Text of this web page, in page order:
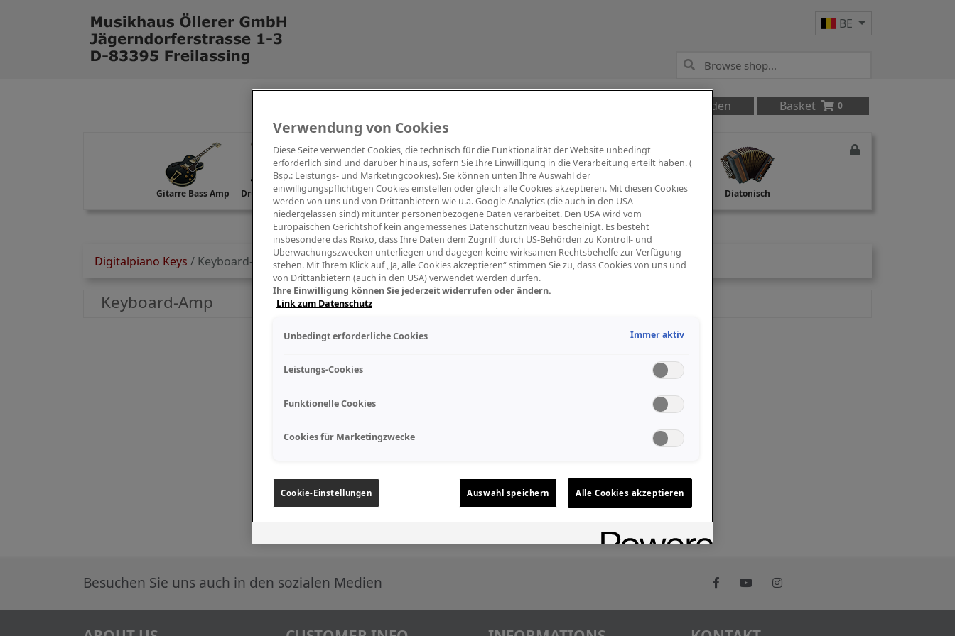
BE
Anmelden Basket 0
Gitarre Bass Amp Drums Percussion Digitalpiano Keys Blasinstrumente Orchester PA Mikrofon Studio Recording Diatonisch
Digitalpiano Keys / Keyboard-Amp
Keyboard-Amp
Besuchen Sie uns auch in den sozialen Medien
Verwendung von Cookies
Diese Seite verwendet Cookies, die technisch für die Funktionalität der Website unbedingt
erforderlich sind und darüber hinaus, sofern Sie Ihre Einwilligung in die Verarbeitung erteilt haben. (
Bsp.: Leistungs- und Marketingcookies). Sie können unten Ihre Auswahl der
einwilligungspflichtigen Cookies einstellen oder gleich alle Cookies akzeptieren. Mit diesen Cookies
werden von uns und von Drittanbietern wie u.a. Google Analytics (die auch in den USA
niedergelassen sind) mitunter personenbezogene Daten verarbeitet. Den USA wird vom
Europäischen Gerichtshof kein angemessenes Datenschutzniveau bescheinigt. Es besteht
insbesondere das Risiko, dass Ihre Daten dem Zugriff durch US-Behörden zu Kontroll- und
Überwachungszwecken unterliegen und dagegen keine wirksamen Rechtsbehelfe zur Verfügung
stehen. Mit Ihrem Klick auf „Ja, alle Cookies akzeptieren“ stimmen Sie zu, dass Cookies von uns und
von Drittanbietern (auch in den USA) verwendet werden dürfen.
Ihre Einwilligung können Sie jederzeit widerrufen oder ändern.
Link zum Datenschutz
Unbedingt erforderliche Cookies Immer aktiv
Leistungs-Cookies
Funktionelle Cookies
Cookies für Marketingzwecke
Cookie-Einstellungen Auswahl speichern Alle Cookies akzeptieren